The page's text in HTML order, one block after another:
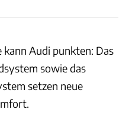
Audi punkten: Das
sowie das
setzen neue